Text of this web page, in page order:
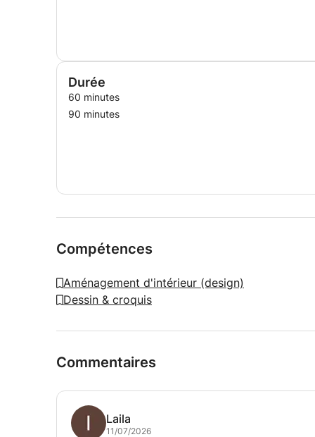
Durée
60 minutes
90 minutes
Compétences
Aménagement d'intérieur (design)
Dessin & croquis
Commentaires
Laila
11/07/2026